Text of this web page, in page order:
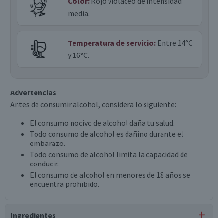
media.
Temperatura de servicio: Entre 14°C
y 16°C.
Advertencias
Antes de consumir alcohol, considera lo siguiente:
El consumo nocivo de alcohol daña tu salud.
Todo consumo de alcohol es dañino durante el
embarazo.
Todo consumo de alcohol limita la capacidad de
conducir.
El consumo de alcohol en menores de 18 años se
encuentra prohibido.
Ingredientes